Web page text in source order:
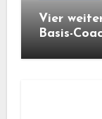
Vier
Basis-